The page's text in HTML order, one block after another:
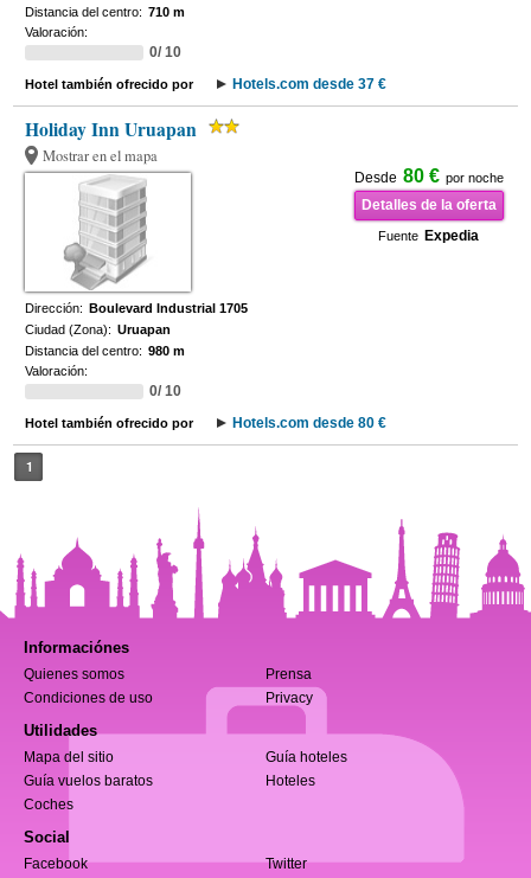
Distancia del centro: 710 m
Valoración:
0/ 10
Hotel también ofrecido por Hotels.com desde 37 €
Holiday Inn Uruapan
Mostrar en el mapa
Desde 80 € por noche
Detalles de la oferta
Fuente Expedia
Dirección: Boulevard Industrial 1705
Ciudad (Zona): Uruapan
Distancia del centro: 980 m
Valoración:
0/ 10
Hotel también ofrecido por Hotels.com desde 80 €
1
Informaciónes
Quienes somos
Prensa
Condiciones de uso
Privacy
Utilidades
Mapa del sitio
Guía hoteles
Guía vuelos baratos
Hoteles
Coches
Social
Facebook Twitter